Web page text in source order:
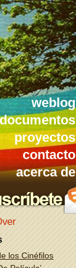
weblog
documentos
proyectos
contacto
acerca de
los Cinéfilos